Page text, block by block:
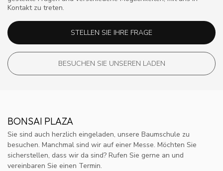
Kontakt zu treten.
STELLEN SIE IHRE FRAGE
BESUCHEN SIE UNSEREN LADEN
BONSAI PLAZA
Sie sind auch herzlich eingeladen, unsere Baumschule zu
besuchen. Manchmal sind wir auf einer Messe. Möchten Sie
sicherstellen, dass wir da sind? Rufen Sie gerne an und
vereinbaren Sie einen Termin.